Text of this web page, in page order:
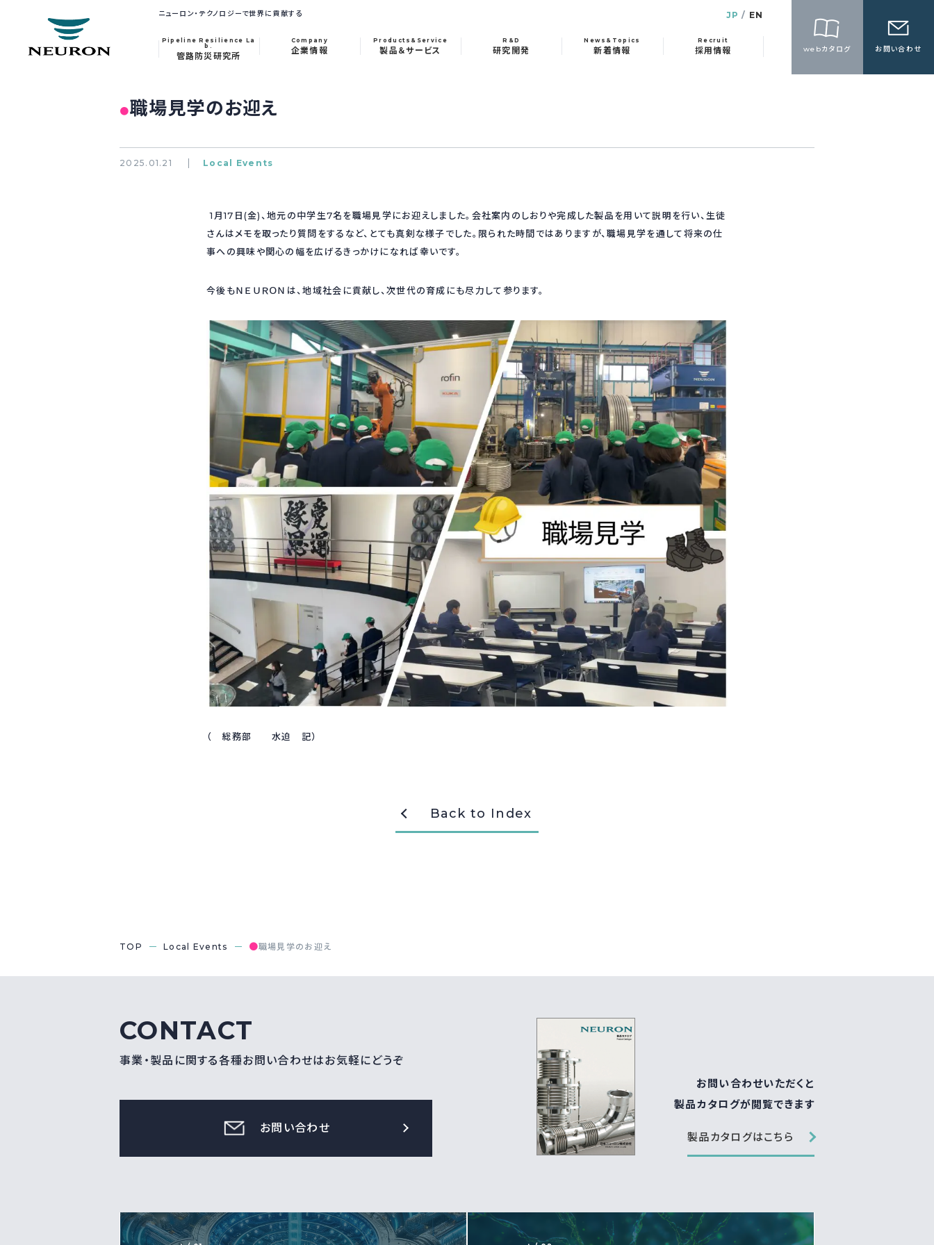
ニューロン・テクノロジーで世界に貢献する JP EN
Pipeline Resilience La
b.
管路防災研究所
Company
企業情報
Products&Service
製品＆サービス
R&D
研究開発
News&Topics
新着情報
Recruit
採用情報 webカタログ お問い合わせ
●職場見学のお迎え
2025.01.21 Local Events
1月17日(金)、地元の中学生7名を職場見学にお迎えしました。会社案内のしおりや完成した製品を用いて説明を行い、生徒
さんはメモを取ったり質問をするなど、とても真剣な様子でした。限られた時間ではありますが、職場見学を通して将来の仕
事への興味や関心の幅を広げるきっかけになれば幸いです。
今後もＮＥＵＲＯＮは、地域社会に貢献し、次世代の育成にも尽力して参ります。
（ 総務部 水迫 記）
Back to Index
TOP Local Events ●職場見学のお迎え
CONTACT
事業・製品に関する各種お問い合わせはお気軽にどうぞ
お問い合わせ
お問い合わせいただくと
製品カタログが閲覧できます
製品カタログはこちら